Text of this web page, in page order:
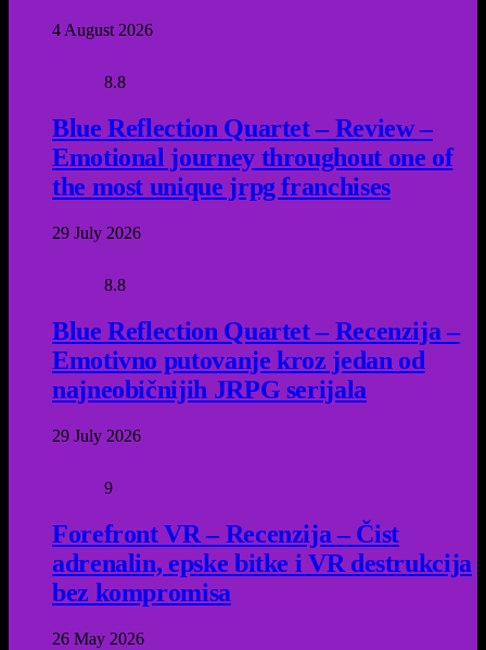
4 August 2026
8.8
Blue Reflection Quartet – Review –
Emotional journey throughout one of
the most unique jrpg franchises
29 July 2026
8.8
Blue Reflection Quartet – Recenzija –
Emotivno putovanje kroz jedan od
najneobičnijih JRPG serijala
29 July 2026
9
Forefront VR – Recenzija – Čist
adrenalin, epske bitke i VR destrukcija
bez kompromisa
26 May 2026